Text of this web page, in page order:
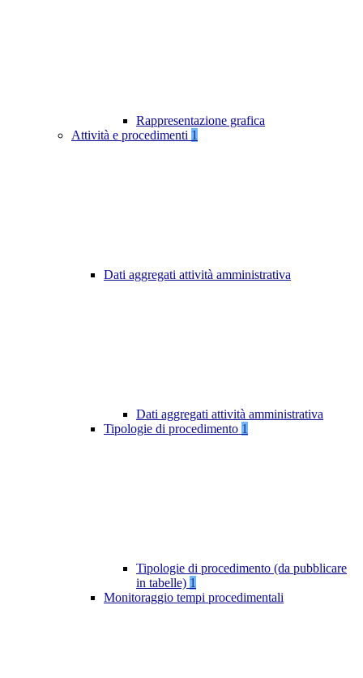
Rappresentazione grafica
Attività e procedimenti 1
Dati aggregati attività amministrativa
Dati aggregati attività amministrativa
Tipologie di procedimento 1
Tipologie di procedimento (da pubblicare
in tabelle) 1
Monitoraggio tempi procedimentali